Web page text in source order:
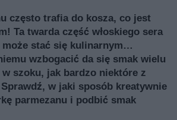
często trafia do kosza, co jest
Ta twarda część włoskiego sera
stać się kulinarnym…
wzbogacić da się smak wielu
szoku, jak bardzo niektóre z
w jaki sposób kreatywnie
parmezanu i podbić smak